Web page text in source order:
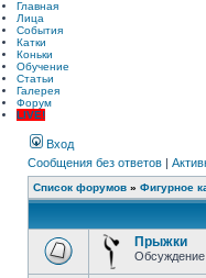
Главная
Лица
События
Катки
Коньки
Обучение
Статьи
Галерея
Форум
LIVE!
Вход
Сообщения без ответов |
Список форумов » Фигурное
Прыжки
Обсуждение